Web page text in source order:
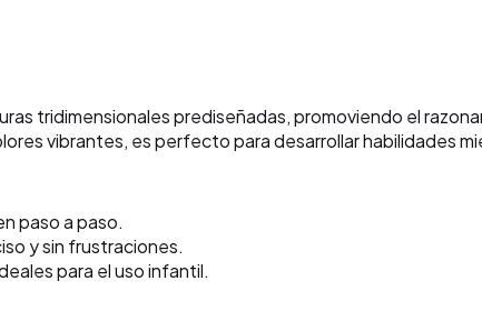
tridimensionales prediseñadas, promoviendo el
vibrantes, es perfecto para desarrollar habilidades
paso a paso.
y sin frustraciones.
para el uso infantil.